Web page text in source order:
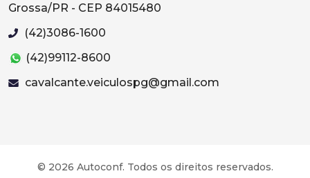
Grossa/PR - CEP 84015480
(42)3086-1600
(42)99112-8600
cavalcante.veiculospg@gmail.com
© 2026 Autoconf. Todos os direitos reservados.